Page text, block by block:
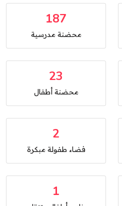
187
محضنة مدرسية
23
محضنة أطفال
2
فضاء طفولة مبكرة
1